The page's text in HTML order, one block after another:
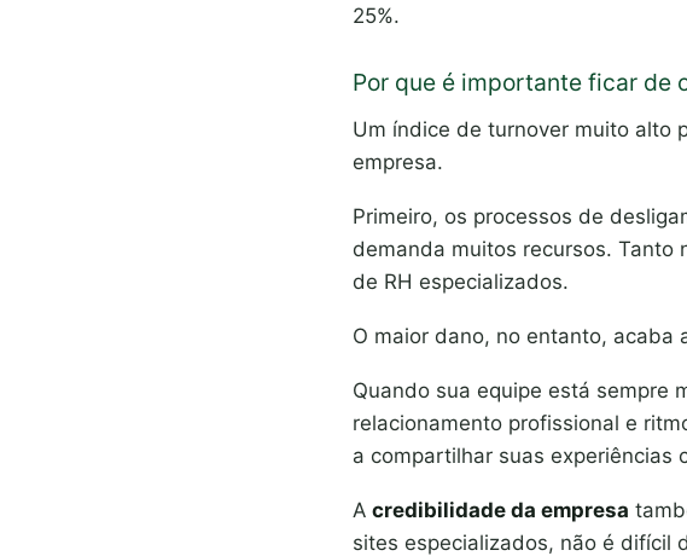
25%.
Por que é importante ficar de
Um índice de turnover muito alto
empresa.
Primeiro, os processos de
demanda muitos recursos. Tanto
de RH especializados.
O maior dano, no entanto, acaba
Quando sua equipe está sempre
relacionamento profissional e
a compartilhar suas experiências
A credibilidade da empresa
sites especializados, não é difícil